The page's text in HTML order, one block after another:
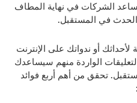
الشركات في نهاية المطاف
في المستقبل.
أو ندواتك على الإنترنت
الواردة منهم سيساعدك
تحقق من أهم أربع فوائد